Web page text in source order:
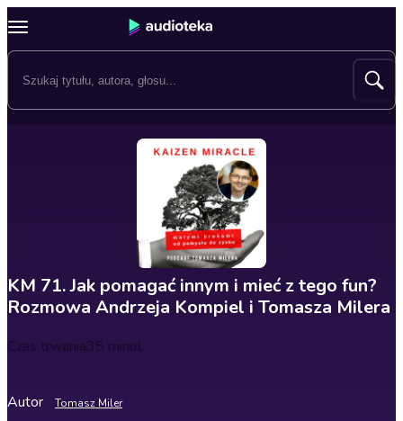
KM 71. Jak pomagać innym i mieć z tego fun?
Rozmowa Andrzeja Kompiel i Tomasza Milera
Czas trwania35 minut
Autor Tomasz Miler